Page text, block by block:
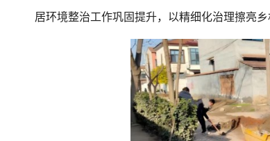
居环境整治工作巩固提升，以精细化治理擦亮